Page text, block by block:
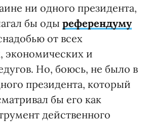
ни одного президента,
бы оды референдуму
от всех
экономических и
Но, боюсь, не было в
президента, который
бы его как
действенного